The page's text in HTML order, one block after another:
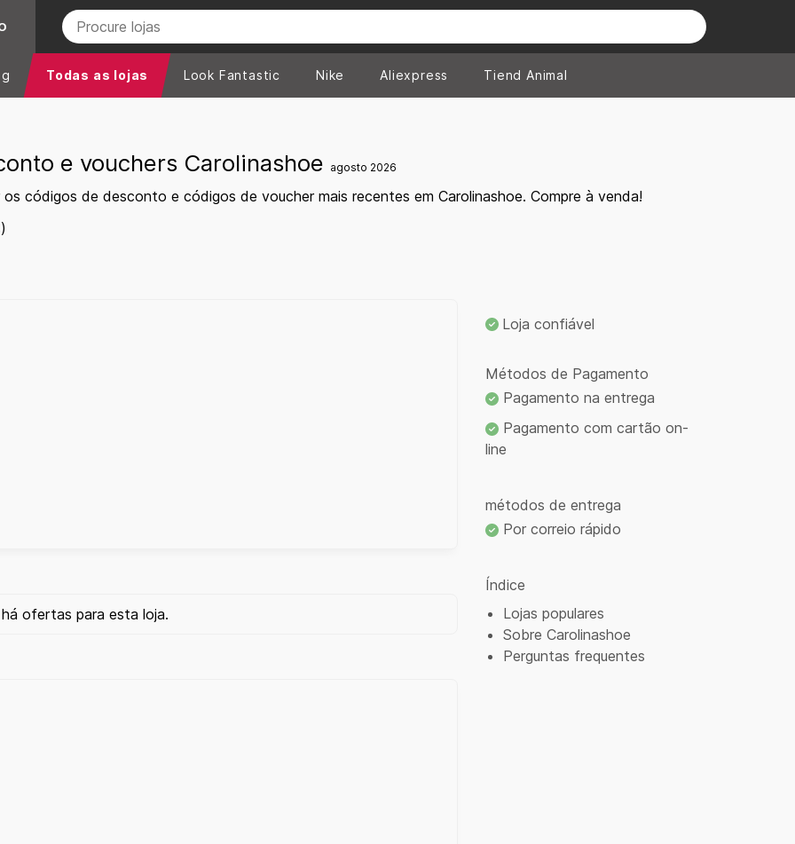
Todas as lojas Look Fantastic Nike Aliexpress Tiend Animal
e vouchers Carolinashoe agosto 2026
códigos de desconto e códigos de voucher mais recentes em Carolinashoe. Compre à venda!
ofertas para esta loja.
Loja confiável
Métodos de Pagamento
Pagamento na entrega
Pagamento com cartão on-
line
métodos de entrega
Por correio rápido
Índice
Lojas populares
Sobre Carolinashoe
Perguntas frequentes